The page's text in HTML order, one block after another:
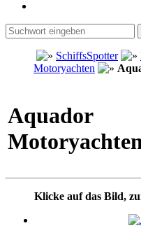
SchiffsSpotter
Motoryachten
Aquador
Klicke auf das Bild,